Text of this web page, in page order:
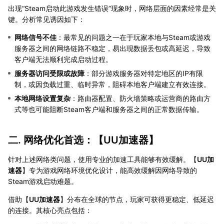
出现“Steam启动此游戏发生错误”现象时，网络层面的因素经常是关
键。分析常见诱因如下：
网络信号不佳 ：最常见的问题之一在于玩家本地与Steam或游戏
服务器之间的网络链路不稳定，易出现数据丢包或高延迟，导致
客户端无法顺利完成启动过程。
服务器访问受限或故障 ：部分游戏服务器对特定地区的IP有限
制，或因负载过重、临时异常，阻碍本地客户端建立有效连接。
本地网络设置复杂 ：路由器配置、防火墙策略或运营商的路由方
式等也可能阻断Steam客户端和服务器之间的正常数据传输。
二. 网络优化首选：【UU加速器】
针对上述网络类问题，使用专业的加速工具能够有效缓解。【UU加
速器】专为游戏网络环境优化设计，能高效缓解因网络导致的
Steam游戏启动难题。
借助【UU加速器】分布在全球的节点，玩家可获得更稳定、低延迟
的连接。其核心亮点包括：